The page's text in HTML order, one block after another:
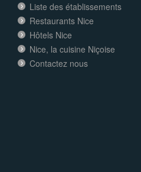
Liste des établissements
Restaurants Nice
Hôtels Nice
Nice, la cuisine Niçoise
Contactez nous